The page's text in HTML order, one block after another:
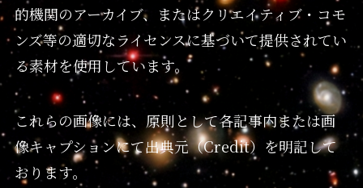
的機関のアーカイブ、またはクリエイティブ・コモ
ンズ等の適切なライセンスに基づいて提供されてい
る素材を使用しています。
これらの画像には、原則として各記事内または画
像キャプションにて出典元（Credit）を明記して
おります。